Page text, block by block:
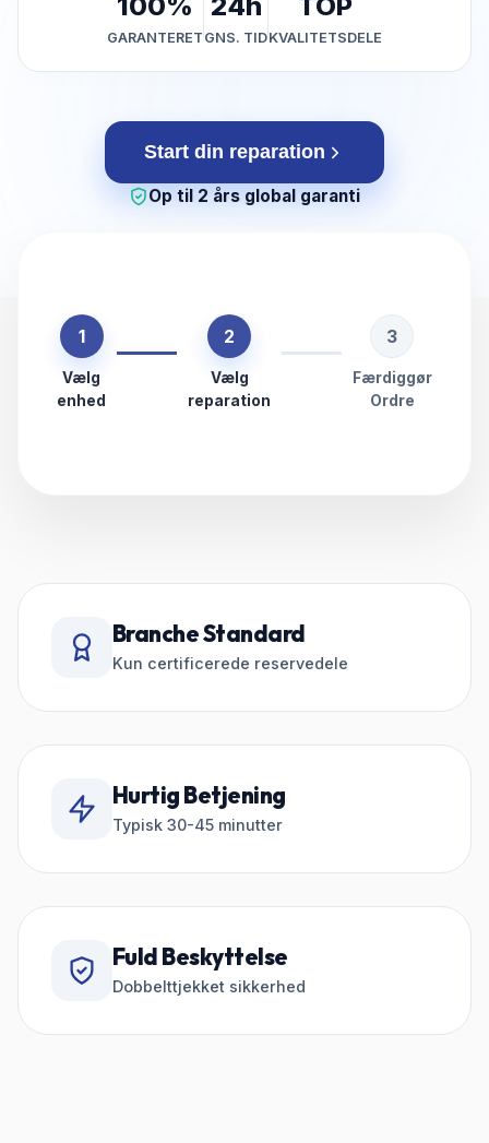
GARANTERET GNS. TIDKVALITETSDELE
Start din reparation
Op til 2 års global garanti
1
Vælg
enhed
2
Vælg
reparation
3
Færdiggør
Ordre
Branche Standard
Kun certificerede reservedele
Hurtig Betjening
Typisk 30-45 minutter
Fuld Beskyttelse
Dobbelttjekket sikkerhed